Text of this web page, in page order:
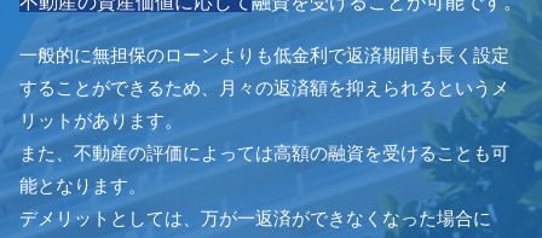
一般的に無担保のローンよりも低金利で返済期間も長く設定
することができるため、月々の返済額を抑えられるというメ
リットがあります。
また、不動産の評価によっては高額の融資を受けることも可
能となります。
デメリットとしては、万が一返済ができなくなった場合に